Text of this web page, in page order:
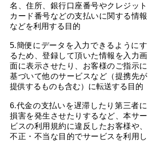
名、住所、銀行口座番号やクレジット
カード番号などの支払いに関する情報
などを利用する目的
5.簡便にデータを入力できるようにす
るため、登録して頂いた情報を入力画
面に表示させたり、お客様のご指示に
基づいて他のサービスなど（提携先が
提供するものも含む）に転送する目的
6.代金の支払いを遅滞したり第三者に
損害を発生させたりするなど、本サー
ビスの利用規約に違反したお客様や、
不正・不当な目的でサービスを利用し